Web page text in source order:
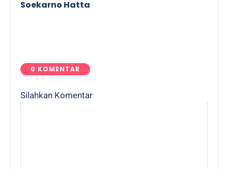
Soekarno Hatta
0 KOMENTAR
Silahkan Komentar